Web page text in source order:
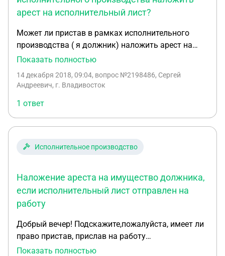
арест на исполнительный лист?
Может ли пристав в рамках исполнительного
производства ( я должник) наложить арест на
исполнительный лист (решение суда) где мне
производство. Как отменить арест и на что
Показать полностью
14 декабря 2018, 09:04, вопрос №2198486, Сергей
Андреевич, г. Владивосток
1 ответ
Исполнительное производство
Наложение ареста на имущество должника,
если исполнительный лист отправлен на
работу
Добрый вечер! Подскажите,пожалуйста, имеет ли
право пристав, прислав на работу
исполнительные листы разной очереди с
Показать полностью